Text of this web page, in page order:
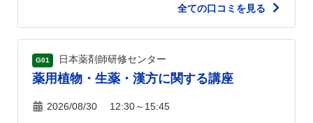
全ての口コミを見る
G01 日本薬剤師研修センター
薬用植物・生薬・漢方に関する講座
2026/08/30 12:30～15:45